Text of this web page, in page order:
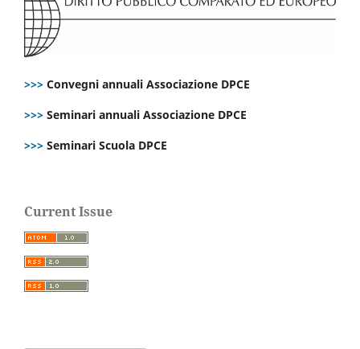
>>> Convegni annuali Associazione DPCE
>>> Seminari annuali Associazione DPCE
>>> Seminari Scuola DPCE
Current Issue